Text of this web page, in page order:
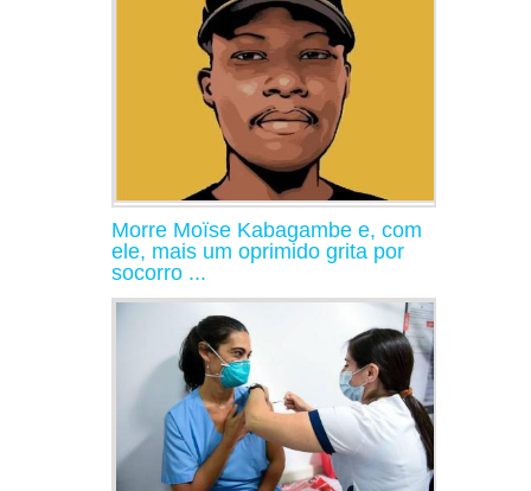
Morre Moïse Kabagambe e, com
ele, mais um oprimido grita por
socorro ...